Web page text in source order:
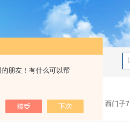
朋友！有什么可以帮
您的位置： 网站首页>产品展示 > 西门子